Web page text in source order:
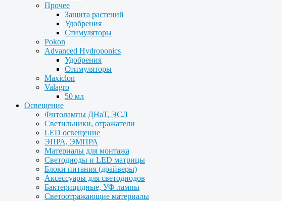
Прочее
Защита растений
Удобрения
Стимуляторы
Pokon
Advanced Hydroponics
Удобрения
Стимуляторы
Maxiclon
Valagro
50 мл
Освещение
Фитолампы ДНаТ, ЭСЛ
Светильники, отражатели
LED освещение
ЭПРА, ЭМПРА
Материалы для монтажа
Светодиоды и LED матрицы
Блоки питания (драйверы)
Аксессуары для светодиодов
Бактерицидные, УФ лампы
Светоотражающие материалы